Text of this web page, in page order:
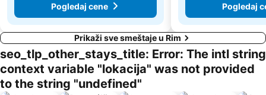
Pogledaj cene
Pogledaj
Prikaži sve smeštaje u Rim
seo_tlp_other_stays_title: Error: The intl string
context variable "lokacija" was not provided
to the string "undefined"